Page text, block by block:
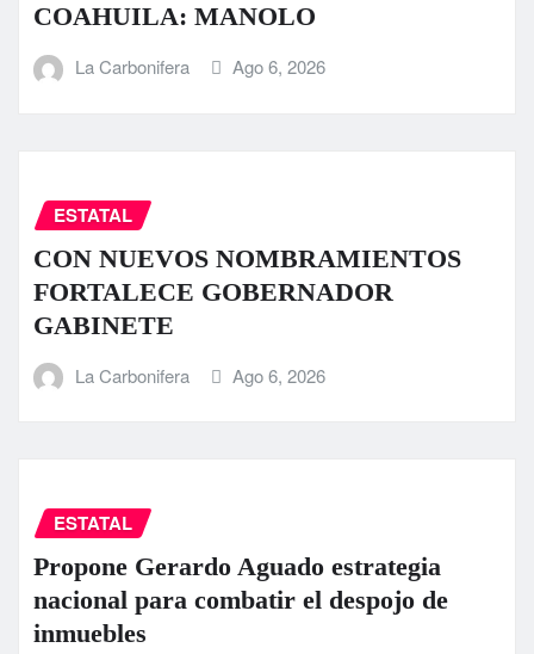
COAHUILA: MANOLO
La Carbonifera Ago 6, 2026
ESTATAL
CON NUEVOS NOMBRAMIENTOS
FORTALECE GOBERNADOR
GABINETE
La Carbonifera Ago 6, 2026
ESTATAL
Propone Gerardo Aguado estrategia
nacional para combatir el despojo de
inmuebles